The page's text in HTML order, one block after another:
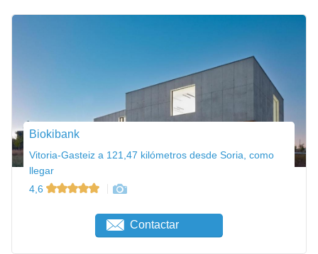
Biokibank
Vitoria-Gasteiz a 121,47 kilómetros desde Soria, como
llegar
4,6
Contactar